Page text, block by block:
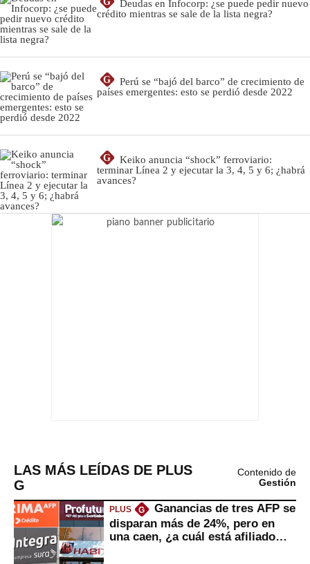
G
Deudas en Infocorp: ¿se puede pedir nuevo
crédito mientras se sale de la lista negra?
G
Perú se “bajó del barco” de crecimiento de
países emergentes: esto se perdió desde 2022
G
Keiko anuncia “shock” ferroviario:
terminar Línea 2 y ejecutar la 3, 4, 5 y 6; ¿habrá
avances?
LAS MÁS LEÍDAS DE PLUS
G
Contenido de
Gestión
PLUS G
Ganancias de tres AFP se
disparan más de 24%, pero en
una caen, ¿a cuál está afiliado